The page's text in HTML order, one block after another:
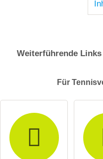
Weiterführende
Für